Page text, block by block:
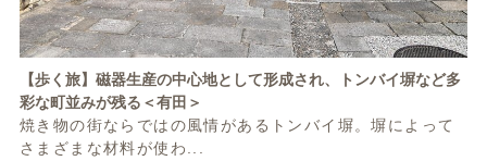
【歩く旅】磁器生産の中心地として形成され、トンバイ塀など多
彩な町並みが残る＜有田＞
焼き物の街ならではの風情があるトンバイ塀。塀によって
さまざまな材料が使わ...